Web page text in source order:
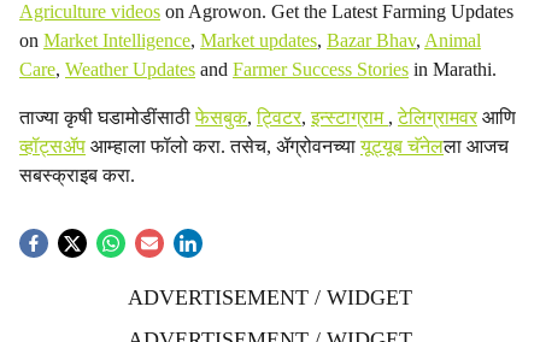
Agriculture videos on Agrowon. Get the Latest Farming Updates
on Market Intelligence, Market updates, Bazar Bhav, Animal
Care, Weather Updates and Farmer Success Stories in Marathi.
ताज्या कृषी घडामोडींसाठीफेसबुक,ट्विटर,इन्स्टाग्राम ,टेलिग्रामवरआणि
व्हॉट्सॲप आम्हाला फॉलो करा. तसेच, ॲग्रोवनच्यायूट्यूब चॅनेलला आजच
सबस्क्राइब करा.
ADVERTISEMENT / WIDGET